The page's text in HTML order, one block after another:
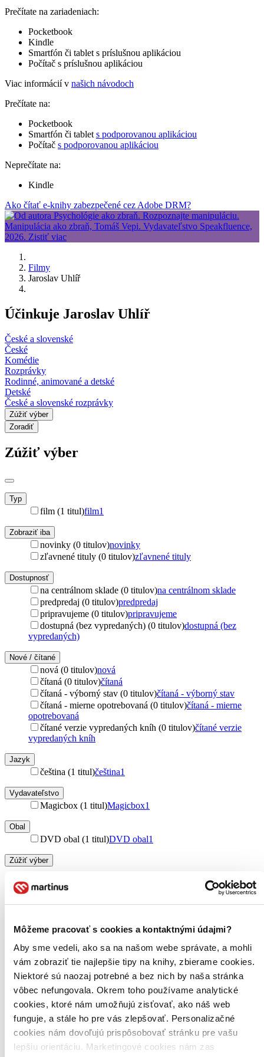
Môžeme pracovať s cookies a kontaktnými údajmi?
Aby sme vedeli, ako sa na našom webe správate, a mohli
vám zobraziť tie najlepšie tipy na knihy, zbierame cookies.
Niektoré sú naozaj potrebné a bez nich by naša stránka
vôbec nefungovala. Okrem toho používame analytické
cookies, ktoré nám umožňujú zisťovať, ako náš web
funguje, a stále ho pre vás zlepšovať. Personalizačné
cookies nám dovoľujú prispôsobovať stránku pre vašu
lepšiu orientáciu. Marketingové cookies nám zas
Prečítate na zariadeniach:
Pocketbook
Kindle
Smartfón či tablet s príslušnou aplikáciou
Počítač s príslušnou aplikáciou
Viac informácií v našich návodoch
Prečítate na:
Pocketbook
Smartfón či tablet s podporovanou aplikáciou
Počítač s podporovanou aplikáciou
Neprečítate na:
Kindle
Ako čítať e-knihy zabezpečené cez Adobe DRM?
Filmy
Jaroslav Uhlíř
Účinkuje Jaroslav Uhlíř
České a slovenské
České
Komédie
Rozprávky
Rodinné, animované a detské
Detské
České a slovenské rozprávky
Zúžiť výber
Zoradiť
Zúžiť výber
Typ
film (1 titul)film1
Zobraziť iba
novinky (0 titulov)novinky
zľavnené tituly (0 titulov)zľavnené tituly
Dostupnosť
na centrálnom sklade (0 titulov)na centrálnom sklade
predpredaj (0 titulov)predpredaj
pripravujeme (0 titulov)pripravujeme
dostupná (bez vypredaných) (0 titulov)dostupná (bez
vypredaných)
Nové / čítané
nová (0 titulov)nová
čítaná (0 titulov)čítaná
čítaná - výborný stav (0 titulov)čítaná - výborný stav
čítaná - mierne opotrebovaná (0 titulov)čítaná - mierne
opotrebovaná
čítané verzie vypredaných kníh (0 titulov)čítané verzie
vypredaných kníh
Jazyk
čeština (1 titul)čeština1
Vydavateľstvo
Magicbox (1 titul)Magicbox1
Obal
DVD obal (1 titul)DVD obal1
Zúžiť výber
Zoradiť
Top hodnotené
Novinky
Najdrahšie
Najvyššia zľava